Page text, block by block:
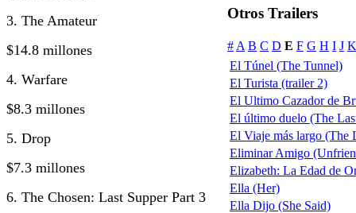
3. The Amateur
$14.8 millones
4. Warfare
$8.3 millones
5. Drop
$7.3 millones
6. The Chosen: Last Supper Part 3
Otros Trailers
# A B C D E F G H I J K
El Túnel (The Tunnel)
El Turista (trailer 2)
El Ultimo Cazador de
El último duelo (The
El Viaje más largo (The
Eliminar Amigo
Elizabeth: La Edad de
Ella (Her)
Ella Dijo (She Said)